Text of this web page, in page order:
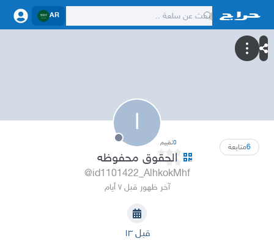
AR
ا
6متابعة 0تقييم
الحقوق محفوظه
@id1101422_AlhkokMhf
آخر ظهور قبل ٧ أيام
قبل ١٣